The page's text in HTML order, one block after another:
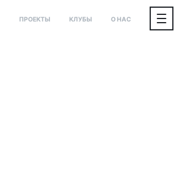
ПРОЕКТЫ КЛУБЫ О НАС